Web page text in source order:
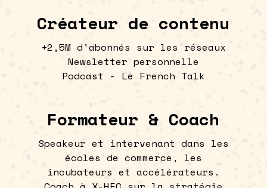
Créateur de contenu
+2,5M d'abonnés sur les réseaux
Newsletter personnelle
Podcast - Le French Talk
Formateur & Coach
Speakeur et intervenant dans les
écoles de commerce, les
incubateurs et accélérateurs.